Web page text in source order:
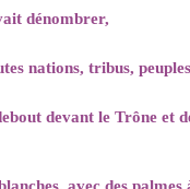
dénombrer,
nations, tribus,
devant le Trône et